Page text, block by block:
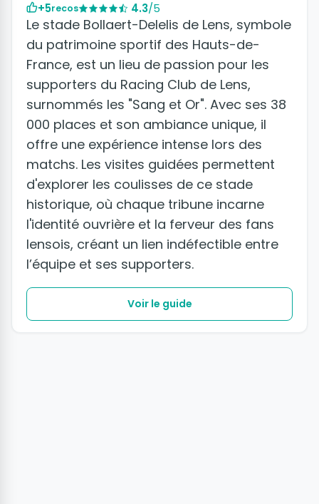
+5recos 4.3/5
Le stade Bollaert-Delelis de Lens, symbole
du patrimoine sportif des Hauts-de-
France, est un lieu de passion pour les
supporters du Racing Club de Lens,
surnommés les "Sang et Or". Avec ses 38
000 places et son ambiance unique, il
offre une expérience intense lors des
matchs. Les visites guidées permettent
d'explorer les coulisses de ce stade
historique, où chaque tribune incarne
l'identité ouvrière et la ferveur des fans
lensois, créant un lien indéfectible entre
l’équipe et ses supporters.
Voir le guide